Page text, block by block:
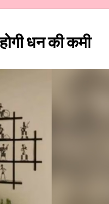
धन की कमी